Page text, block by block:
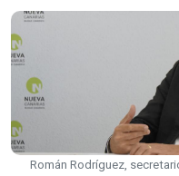
Román Rodríguez,